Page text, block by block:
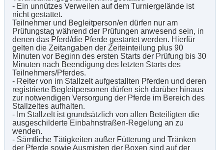
- Ein unnützes Verweilen auf dem Turniergelände ist
nicht gestattet.
Teilnehmer und Begleitperson/en dürfen nur am
Prüfungstag während der Prüfungen anwesend sein, in
denen das Pferd/die Pferde gestartet werden. Hierfür
gelten die Zeitangaben der Zeiteinteilung plus 90
Minuten vor Beginn des ersten Starts der Prüfung bis 30
Minuten nach Beendigung des letzten Starts des
Teilnehmers/Pferdes.
- Reiter von im Stallzelt aufgestallten Pferden und deren
registrierte Begleitpersonen dürfen sich darüber hinaus
zur notwendigen Versorgung der Pferde im Bereich des
Stallzeltes aufhalten.
- Im Stallzelt ist grundsätzlich von allen Beteiligten die
ausgeschilderte Einbahnstraßen-Regelung an zu
wenden.
- Sämtliche Tätigkeiten außer Fütterung und Tränken
der Pferde sowie Ausmisten der Boxen sind auf der